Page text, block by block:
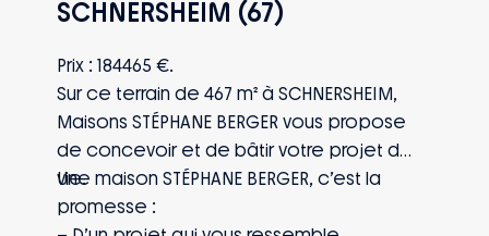
SCHNERSHEIM (67)
Prix : 184465 €.
Sur ce terrain de 467 m² à SCHNERSHEIM,
Maisons STÉPHANE BERGER vous propose
de concevoir et de bâtir votre projet de
vie.
Une maison STÉPHANE BERGER, c’est la
promesse :